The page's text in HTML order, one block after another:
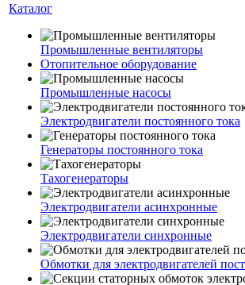
Каталог
Промышленные вентиляторы
Отопительное оборудование
Промышленные насосы
Электродвигатели постоянного тока
Генераторы постоянного тока
Тахогенераторы
Электродвигатели асинхронные
Электродвигатели синхронные
Обмотки для электродвигателей